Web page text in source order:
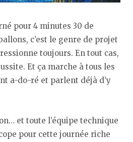
pour 4 minutes 30 de
c’est le genre de projet
toujours. En tout cas,
Et ça marche à tous les
a-do-ré et parlent déjà d’y
et toute l’équipe technique
pour cette journée riche